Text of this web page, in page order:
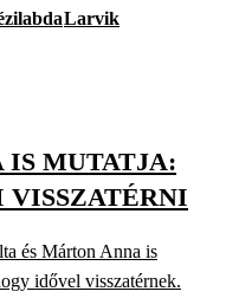
Larvik
IS MUTATJA:
VISSZATÉRNI
és Márton Anna is
idővel visszatérnek.